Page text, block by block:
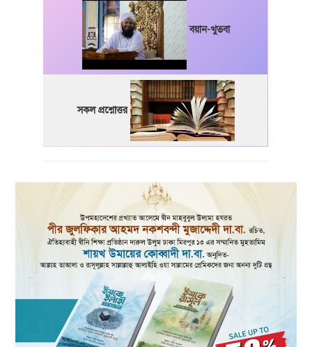
বয়ান-খুতবা
সকল প্রশ্নোত্তর